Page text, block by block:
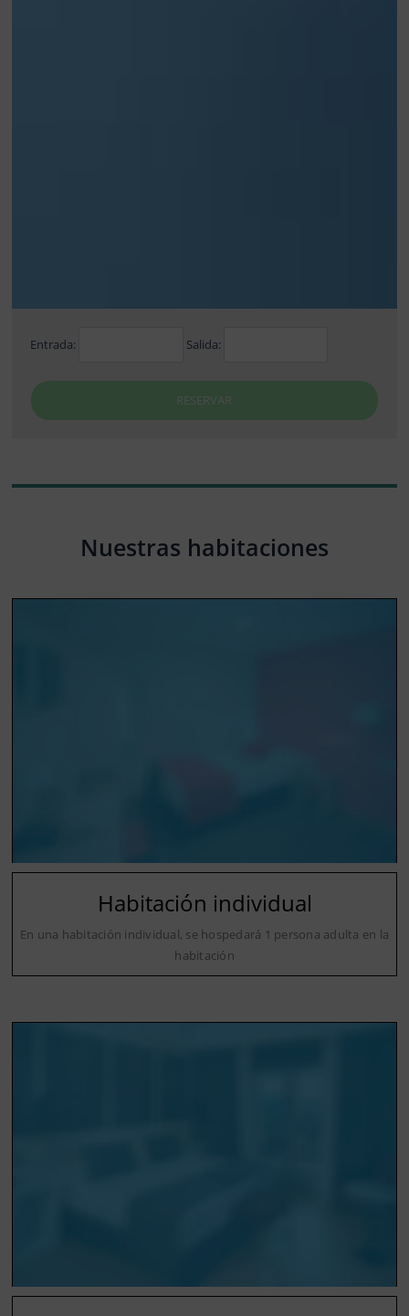
Entrada: Salida:
RESERVAR
Nuestras habitaciones
Habitación individual
En una habitación individual, se hospedará 1 persona adulta en la
habitación